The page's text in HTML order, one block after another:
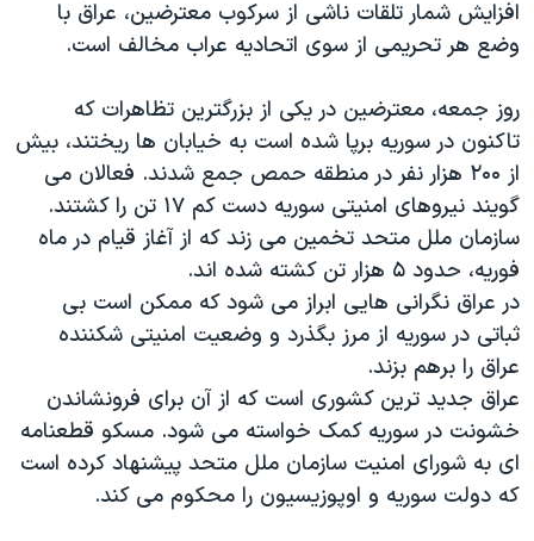
افزایش شمار تلقات ناشی از سرکوب معترضین، عراق با
وضع هر تحریمی از سوی اتحادیه عراب مخالف است.
روز جمعه، معترضین در یکی از بزرگترین تظاهرات که
تاکنون در سوریه برپا شده است به خیابان ها ریختند، بیش
از ۲۰۰ هزار نفر در منطقه حمص جمع شدند. فعالان می
گویند نیروهای امنیتی سوریه دست کم ۱۷ تن را کشتند.
سازمان ملل متحد تخمین می زند که از آغاز قیام در ماه
فوریه، حدود ۵ هزار تن کشته شده اند.
در عراق نگرانی هایی ابراز می شود که ممکن است بی
ثباتی در سوریه از مرز بگذرد و وضعیت امنیتی شکننده
عراق را برهم بزند.
عراق جدید ترین کشوری است که از آن برای فرونشاندن
خشونت در سوریه کمک خواسته می شود. مسکو قطعنامه
ای به شورای امنیت سازمان ملل متحد پیشنهاد کرده است
که دولت سوریه و اوپوزیسیون را محکوم می کند.